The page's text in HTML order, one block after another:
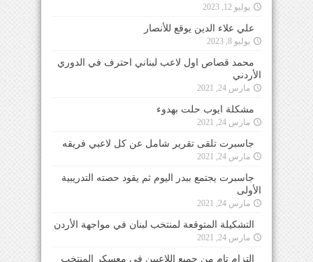
يوليو 12, 2023
علي علاء الدين يوقع للأنصار
يوليو 8, 2023
محمد قصاص اول لاعب لبناني احترف في الدوري
الأردني
مارس 24, 2021
مشكلة ايوب حلت بهدوء
مارس 24, 2021
جاسبرت تلقى تقرير شامل عن كل لاعبي فريقه
مارس 24, 2021
جاسبرت يجتمع ببدر اليوم ثم يقود حصته التدريبية
الأولى
مارس 24, 2021
التشكيلة المتوقعة لمنتخب لبنان في مواجهة الأردن
مارس 24, 2021
التزام تام من جميع اللاعبين في معسكر المنتخب